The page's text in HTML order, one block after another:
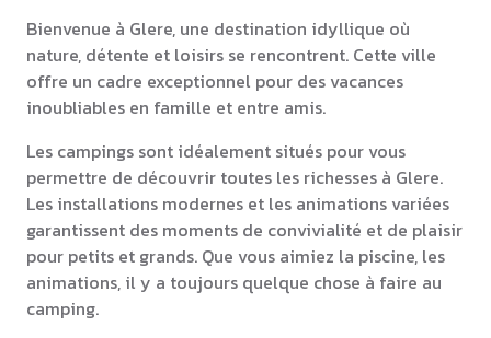
Bienvenue à Glere, une destination idyllique où
nature, détente et loisirs se rencontrent. Cette ville
offre un cadre exceptionnel pour des vacances
inoubliables en famille et entre amis.
Les campings sont idéalement situés pour vous
permettre de découvrir toutes les richesses à Glere.
Les installations modernes et les animations variées
garantissent des moments de convivialité et de plaisir
pour petits et grands. Que vous aimiez la piscine, les
animations, il y a toujours quelque chose à faire au
camping.